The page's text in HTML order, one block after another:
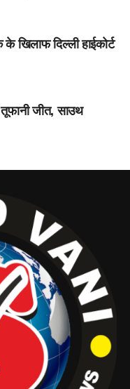
खिलाफ दिल्ली हाईकोर्ट
जीत, साउथ